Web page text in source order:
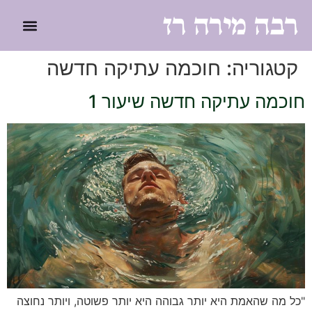
קטגוריה: חוכמה עתיקה חדשה
חוכמה עתיקה חדשה שיעור 1
"כל מה שהאמת היא יותר גבוהה היא יותר פשוטה, ויותר נחוצה